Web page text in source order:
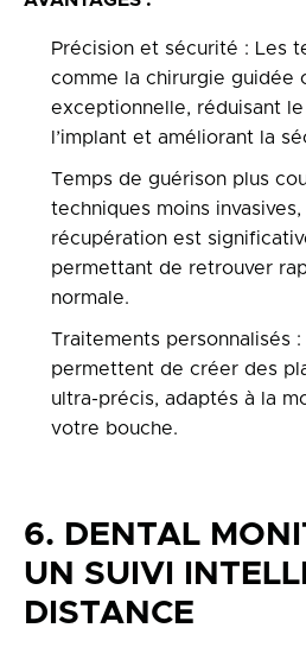
Précision et sécurité : Les
comme la chirurgie guidée
exceptionnelle, réduisant
l’implant et améliorant la
Temps de guérison plus
techniques moins
récupération est
permettant de retrouver
normale.
Traitements personnalisés :
permettent de créer des
ultra-précis, adaptés à la
votre bouche.
6. DENTAL
UN SUIVI
DISTANCE